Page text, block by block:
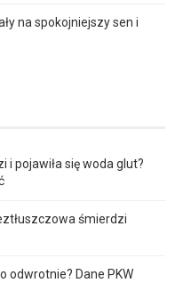
na spokojniejszy sen i
i pojawiła się woda glut?
śmierdzi
odwrotnie? Dane PKW